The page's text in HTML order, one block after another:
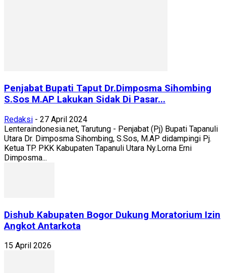
Penjabat Bupati Taput Dr.Dimposma Sihombing
S.Sos M.AP Lakukan Sidak Di Pasar...
Redaksi - 27 April 2024
Lenteraindonesia.net, Tarutung - Penjabat (Pj) Bupati Tapanuli
Utara Dr. Dimposma Sihombing, S.Sos, M.AP didampingi Pj.
Ketua TP. PKK Kabupaten Tapanuli Utara Ny.Lorna Erni
Dimposma...
Dishub Kabupaten Bogor Dukung Moratorium Izin
Angkot Antarkota
15 April 2026